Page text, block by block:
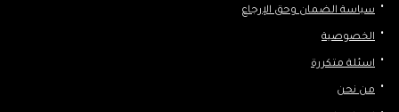
سياسة الضمان وحق الإرجاع
الخصوصية
اسئلة متكررة
من نحن